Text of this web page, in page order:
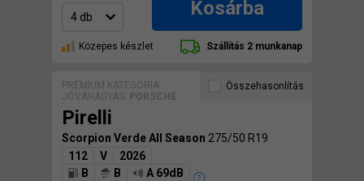
Kosárba
Közepes készlet Szállítás 2 munkanap
PRÉMIUM KATEGÓRIA
JÓVÁHAGYÁS:
PORSCHE
Pirelli
Scorpion Verde All Season 275/50 R19
112
V
2026
B
B
A 69dB
Összehasonlítás